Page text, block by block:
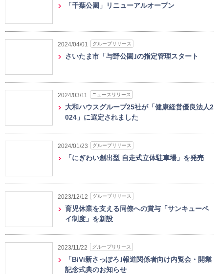
「千葉公園」リニューアルオープン
2024/04/01 グループリリース
さいたま市「与野公園｣の指定管理スタート
2024/03/11 ニュースリリース
大和ハウスグループ25社が「健康経営優良法人2
024」に選定されました
2024/01/23 グループリリース
「にぎわい創出型 自走式立体駐車場」を発売
2023/12/12 グループリリース
育児休業を支える同僚への賞与「サンキューペ
イ制度」を新設
2023/11/22 グループリリース
「BiVi新さっぽろ｣報道関係者向け内覧会・開業
記念式典のお知らせ